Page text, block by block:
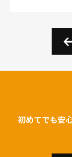
初めてでも安